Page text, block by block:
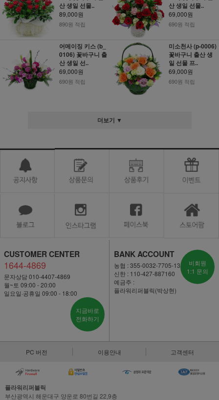
산 생일 선물..
89,000원
890원 적립
산 생일 선물..
69,000원
690원 적립
어메이징 키스 (b_
0106) 꽃바구니 출
산 생일 선..
69,000원
690원 적립
미소천사 (p-0006)
꽃바구니 출산 생
일 선물 프..
69,000원
690원 적립
더보기 ▼
CUSTOMER CENTER
1644-4869
문자상담 010-4407-4869
월~토 09:00 - 20:00
일요일·공휴일 09:00 - 18:00
지금바로
전화하기
BANK ACCOUNT
농협 : 355-0032-7705-13
신한 : 110-427-887160
예금주 :
플라워리퍼블릭(박상현)
비회원
1:1 문의
PC 버전 이용안내 고객센터
플라워리퍼블릭
부산광역시 해운대구 양운로 80번길 22,9층